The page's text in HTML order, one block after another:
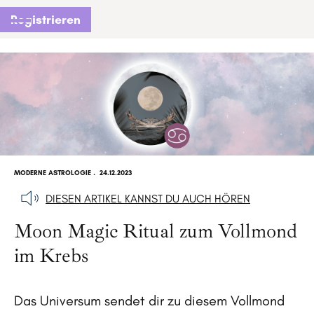
Registrieren
MODERNE ASTROLOGIE . 24.12.2023
DIESEN ARTIKEL KANNST DU AUCH HÖREN
Moon Magic Ritual zum Vollmond
im Krebs
Das Universum sendet dir zu diesem Vollmond